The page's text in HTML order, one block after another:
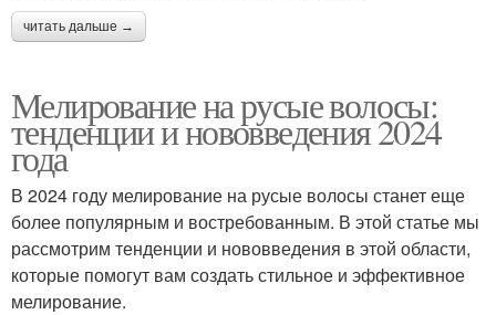
читать дальше →
Мелирование на русые волосы:
тенденции и нововведения 2024
года
В 2024 году мелирование на русые волосы станет еще
более популярным и востребованным. В этой статье мы
рассмотрим тенденции и нововведения в этой области,
которые помогут вам создать стильное и эффективное
мелирование.